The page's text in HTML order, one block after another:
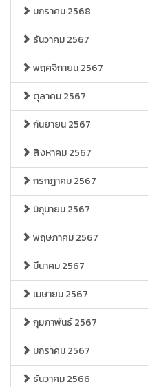
มกราคม 2568
ธันวาคม 2567
พฤศจิกายน 2567
ตุลาคม 2567
กันยายน 2567
สิงหาคม 2567
กรกฏาคม 2567
มิถุนายน 2567
พฤษภาคม 2567
มีนาคม 2567
เมษายน 2567
กุมภาพันธ์ 2567
มกราคม 2567
ธันวาคม 2566